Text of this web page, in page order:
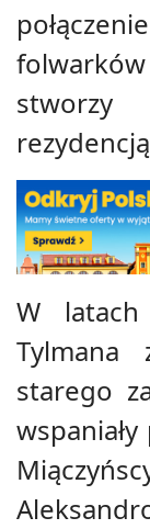
W
Tylmana
starego